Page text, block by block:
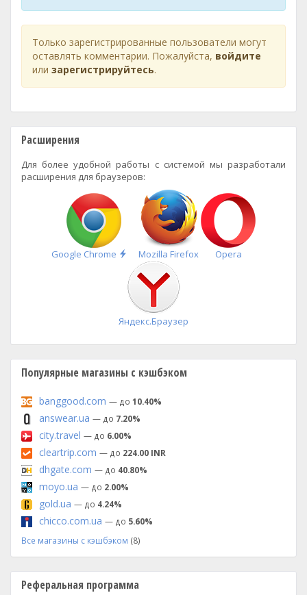
Только зарегистрированные пользователи могут
оставлять комментарии. Пожалуйста, войдите
или зарегистрируйтесь.
Расширения
Для более удобной работы с системой мы разработали
расширения для браузеров:
Google Chrome
Быстрая
установка
Mozilla Firefox Opera
Яндекс.Браузер
Популярные магазины с кэшбэком
banggood.com — до 10.40%
answear.ua — до 7.20%
city.travel — до 6.00%
cleartrip.com — до 224.00 INR
dhgate.com — до 40.80%
moyo.ua — до 2.00%
gold.ua — до 4.24%
chicco.com.ua — до 5.60%
Все магазины с кэшбэком (8)
Реферальная программа